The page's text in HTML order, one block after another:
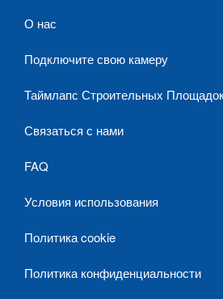
О нас
Подключите свою камеру
Таймлапс Строительных
Связаться с нами
FAQ
Условия использования
Политика cookie
Политика конфиденциальности